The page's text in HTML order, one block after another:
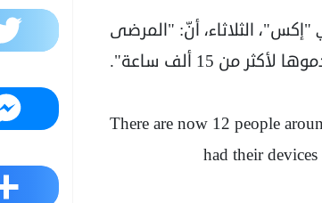
الثلاثاء، أنّ: "المرضى
There are now 12 people
had their
Twitter
Share